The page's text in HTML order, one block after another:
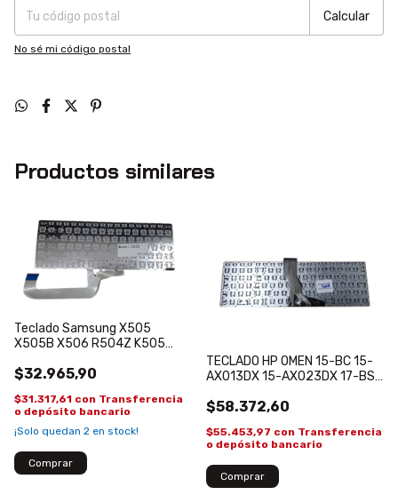
Calcular
No sé mi código postal
Productos similares
Teclado Samsung X505
X505B X506 R504Z K505
$32.965,90
$31.317,61 con Transferencia
o depósito bancario
¡Solo quedan 2 en stock!
TECLADO HP OMEN 15-BC 15-
AX013DX 15-AX023DX 17-BS
$58.372,60
$55.453,97 con Transferencia
o depósito bancario